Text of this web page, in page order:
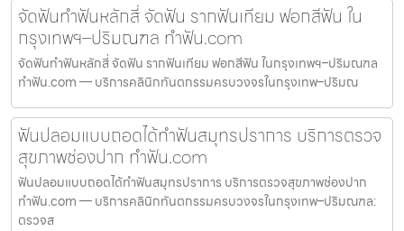
จัดฟันทำฟันหลักสี่ จัดฟัน รากฟันเทียม ฟอกสีฟัน ใน
กรุงเทพฯ–ปริมณฑล ทำฟัน.com
จัดฟันทำฟันหลักสี่ จัดฟัน รากฟันเทียม ฟอกสีฟัน ในกรุงเทพฯ–ปริมณฑล
ทำฟัน.com — บริการคลินิกทันตกรรมครบวงจรในกรุงเทพ–ปริมณ
ฟันปลอมแบบถอดได้ทำฟันสมุทรปราการ บริการตรวจ
สุขภาพช่องปาก ทำฟัน.com
ฟันปลอมแบบถอดได้ทำฟันสมุทรปราการ บริการตรวจสุขภาพช่องปาก
ทำฟัน.com — บริการคลินิกทันตกรรมครบวงจรในกรุงเทพ–ปริมณฑล:
ตรวจส